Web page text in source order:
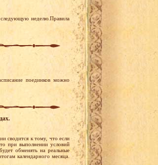
неделю.Правила
поединков можно
сводится к тому, что если
при выполнении условий
обменять на реальные
календарного месяца.